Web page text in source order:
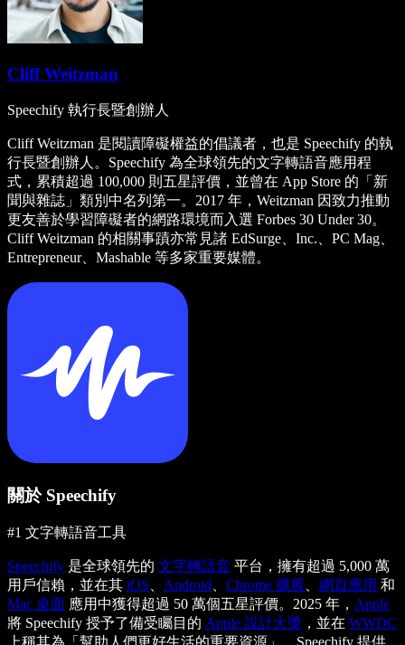
Cliff Weitzman
Speechify 執行長暨創辦人
Cliff Weitzman 是閱讀障礙權益的倡議者，也是 Speechify 的執
行長暨創辦人。Speechify 為全球領先的文字轉語音應用程
式，累積超過 100,000 則五星評價，並曾在 App Store 的「新
聞與雜誌」類別中名列第一。2017 年，Weitzman 因致力推動
更友善於學習障礙者的網路環境而入選 Forbes 30 Under 30。
Cliff Weitzman 的相關事蹟亦常見諸 EdSurge、Inc.、PC Mag、
Entrepreneur、Mashable 等多家重要媒體。
關於 Speechify
#1 文字轉語音工具
Speechify 是全球領先的 文字轉語音 平台，擁有超過 5,000 萬
用戶信賴，並在其 iOS Android Chrome 擴展 網頁應用 和
Mac 桌面 應用中獲得超過 50 萬個五星評價。2025 年， Apple
將 Speechify 授予了備受矚目的 Apple 設計大獎 ，並在 WWDC